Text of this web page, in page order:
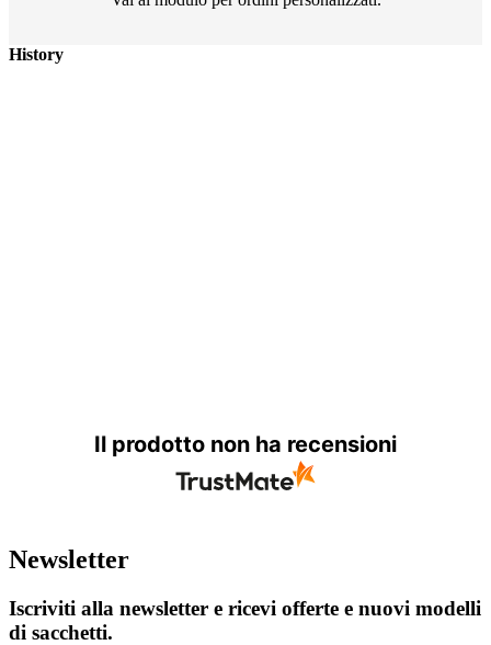
History
Il prodotto non ha recensioni
Newsletter
Iscriviti alla newsletter e ricevi offerte e nuovi modelli
di sacchetti.